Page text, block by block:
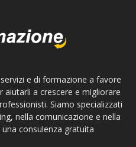
e di formazione a favore
aiutarli a crescere e migliorare
Siamo specializzati
nella comunicazione e nella
consulenza gratuita